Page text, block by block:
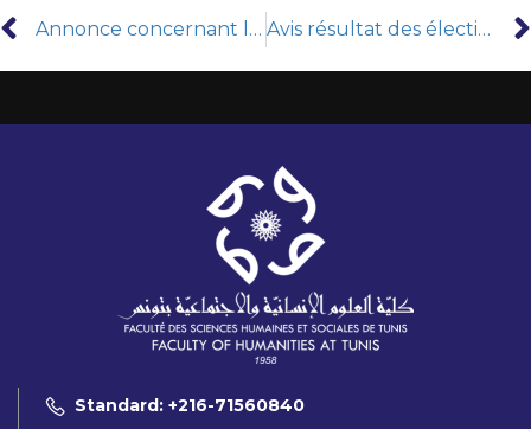
Annonce concernant les cartes étudiants Avis résultat des élections des membres représentant les étudiants au conseil scientifique
Standard: +216-71560840